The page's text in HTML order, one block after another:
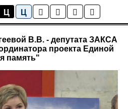
Ц Ц
В.В. - депутата ЗАКСА
проекта Единой
память"